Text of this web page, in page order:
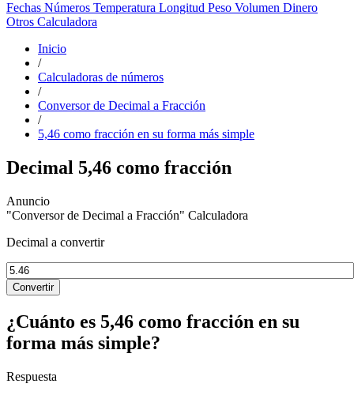
Fechas Números Temperatura Longitud Peso Volumen Dinero
Otros Calculadora
Inicio
/
Calculadoras de números
/
Conversor de Decimal a Fracción
/
5,46 como fracción en su forma más simple
Decimal 5,46 como fracción
"Conversor de Decimal a Fracción" Calculadora
Decimal a convertir
Convertir
¿Cuánto es 5,46 como fracción en su
forma más simple?
Respuesta